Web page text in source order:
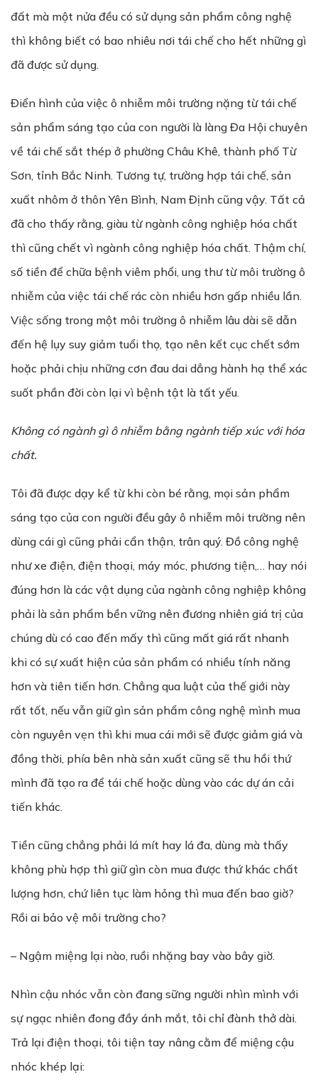
đất mà một nửa đều có sử dụng sản phẩm công nghệ
thì không biết có bao nhiêu nơi tái chế cho hết những gì
đã được sử dụng.
Điển hình của việc ô nhiễm môi trường nặng từ tái chế
sản phẩm sáng tạo của con người là làng Đa Hội chuyên
về tái chế sắt thép ở phường Châu Khê, thành phố Từ
Sơn, tỉnh Bắc Ninh. Tương tự, trường hợp tái chế, sản
xuất nhôm ở thôn Yên Bình, Nam Định cũng vậy. Tất cả
đã cho thấy rằng, giàu từ ngành công nghiệp hóa chất
thì cũng chết vì ngành công nghiệp hóa chất. Thậm chí,
số tiền để chữa bệnh viêm phổi, ung thư từ môi trường ô
nhiễm của việc tái chế rác còn nhiều hơn gấp nhiều lần.
Việc sống trong một môi trường ô nhiễm lâu dài sẽ dẫn
đến hệ lụy suy giảm tuổi thọ, tạo nên kết cục chết sớm
hoặc phải chịu những cơn đau dai dẳng hành hạ thể xác
suốt phần đời còn lại vì bệnh tật là tất yếu.
Không có ngành gì ô nhiễm bằng ngành tiếp xúc với hóa
chất.
Tôi đã được dạy kể từ khi còn bé rằng, mọi sản phẩm
sáng tạo của con người đều gây ô nhiễm môi trường nên
dùng cái gì cũng phải cẩn thận, trân quý. Đồ công nghệ
như xe điện, điện thoại, máy móc, phương tiện,… hay nói
đúng hơn là các vật dụng của ngành công nghiệp không
phải là sản phẩm bền vững nên đương nhiên giá trị của
chúng dù có cao đến mấy thì cũng mất giá rất nhanh
khi có sự xuất hiện của sản phẩm có nhiều tính năng
hơn và tiên tiến hơn. Chẳng qua luật của thế giới này
rất tốt, nếu vẫn giữ gìn sản phẩm công nghệ mình mua
còn nguyên vẹn thì khi mua cái mới sẽ được giảm giá và
đồng thời, phía bên nhà sản xuất cũng sẽ thu hồi thứ
mình đã tạo ra để tái chế hoặc dùng vào các dự án cải
tiến khác.
Tiền cũng chẳng phải lá mít hay lá đa, dùng mà thấy
không phù hợp thì giữ gìn còn mua được thứ khác chất
lượng hơn, chứ liên tục làm hỏng thì mua đến bao giờ?
Rồi ai bảo vệ môi trường cho?
– Ngậm miệng lại nào, ruồi nhặng bay vào bây giờ.
Nhìn cậu nhóc vẫn còn đang sững người nhìn mình với
sự ngạc nhiên đong đầy ánh mắt, tôi chỉ đành thở dài.
Trả lại điện thoại, tôi tiện tay nâng cằm để miệng cậu
nhóc khép lại: